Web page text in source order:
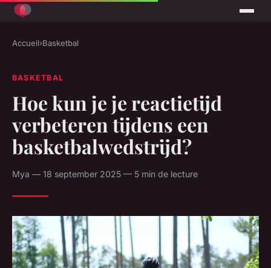
Accueil›Basketbal
BASKETBAL
Hoe kun je je reactietijd
verbeteren tijdens een
basketbalwedstrijd?
Mya — 18 september 2025 — 5 min de lecture